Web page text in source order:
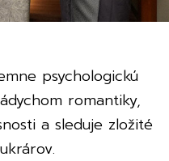
psychologickú
romantiky,
a sleduje zložité